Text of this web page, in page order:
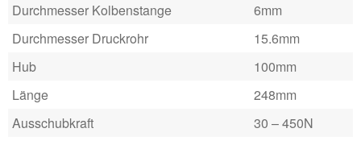
Durchmesser Kolbenstange
6mm
Durchmesser Druckrohr
15.6mm
Hub
100mm
Länge
248mm
Ausschubkraft
30 – 450N